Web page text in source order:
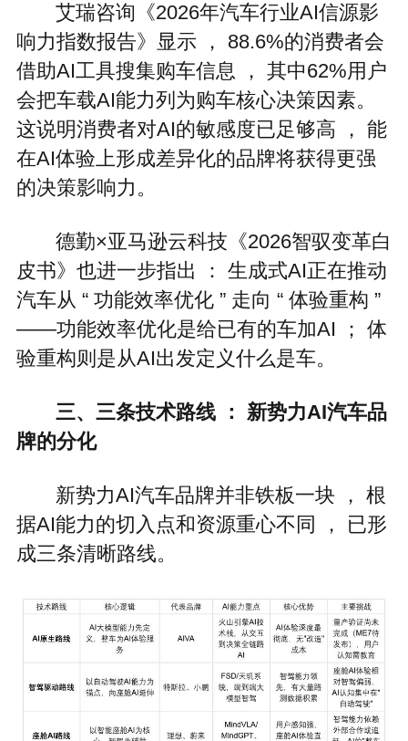
艾瑞咨询《2026年汽车行业AI信源影
响力指数报告》显示 ， 88.6%的消费者会
借助AI工具搜集购车信息 ， 其中62%用户
会把车载AI能力列为购车核心决策因素。
这说明消费者对AI的敏感度已足够高 ， 能
在AI体验上形成差异化的品牌将获得更强
的决策影响力。
德勤×亚马逊云科技《2026智驭变革白
皮书》也进一步指出 ： 生成式AI正在推动
汽车从 “ 功能效率优化 ” 走向 “ 体验重构 ”
——功能效率优化是给已有的车加AI ； 体
验重构则是从AI出发定义什么是车。
三、三条技术路线 ： 新势力AI汽车品
牌的分化
新势力AI汽车品牌并非铁板一块 ， 根
据AI能力的切入点和资源重心不同 ， 已形
成三条清晰路线。